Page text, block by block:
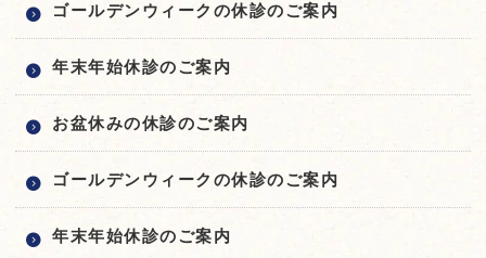
ゴールデンウィークの休診のご案内
年末年始休診のご案内
お盆休みの休診のご案内
ゴールデンウィークの休診のご案内
年末年始休診のご案内